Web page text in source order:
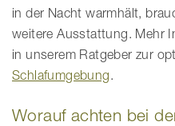
in der Nacht warmhält,
weitere Ausstattung. Mehr
in unserem Ratgeber zur
Schlafumgebung.
Worauf achten bei